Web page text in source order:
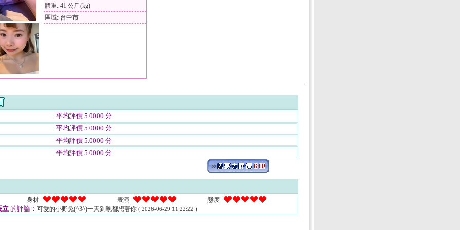
體重: 41 公斤(kg)
區域: 台中市
平均評價 5.0000 分
平均評價 5.0000 分
平均評價 5.0000 分
平均評價 5.0000 分
身材 表演 態度
立 的評論： 可愛的小野兔(^3^)一天到晚都想著你 ( 2026-06-29 11:22:22 )